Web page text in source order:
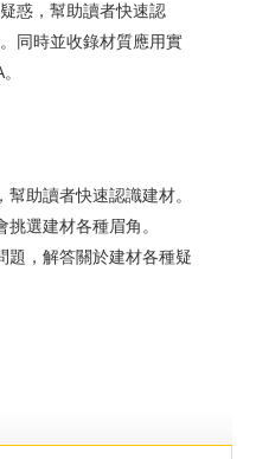
惑，幫助讀者快速認
同時並收錄材質應用實
助讀者快速認識建材。
選建材各種眉角。
，解答關於建材各種疑